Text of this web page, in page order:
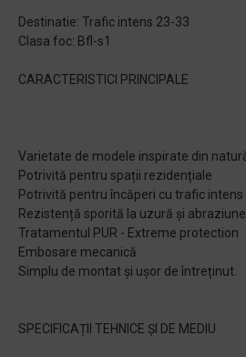
Destinatie: Trafic intens 23-33
Clasa foc: Bfl-s1
CARACTERISTICI PRINCIPALE
Varietate de modele inspirate din
Potrivită pentru spații rezidențiale
Potrivită pentru încăperi cu trafic intens
Rezistență sporită la uzură și abraziune
Tratamentul PUR - Extreme protection
Embosare mecanică
Simplu de montat și ușor de întreținut.
SPECIFICAȚII TEHNICE ȘI DE MEDIU